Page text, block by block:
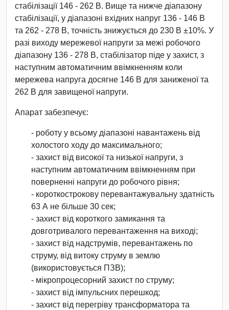
стабілізації 146 - 262 В. Вище та нижче діапазону
стабілізації, у діапазоні вхідних напруг 136 - 146 В
та 262 - 278 В, точність знижується до 230 В ±10%. У
разі виходу мережевої напруги за межі робочого
діапазону 136 - 278 В, стабілізатор піде у захист, з
наступним автоматичним ввімкненням коли
мережева напруга досягне 146 В для заниженої та
262 В для завищеної напруги.
Апарат забезпечує:
- роботу у всьому діапазоні навантажень від
холостого ходу до максимального;
- захист від високої та низької напруги, з
наступним автоматичним ввімкненням при
поверненні напруги до робочого рівня;
- короткострокову перевантажувальну здатність
63 А не більше 30 сек;
- захист від короткого замикання та
довготривалого перевантаження на виході;
- захист від надструмів, перевантажень по
струму, від витоку струму в землю
(використовується ПЗВ);
- мікропроцесорний захист по струму;
- захист від імпульсних перешкод;
- захист від перегріву трансформатора та